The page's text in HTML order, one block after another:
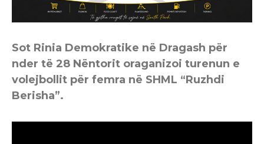
Sot Rinia Demokratike në Dragash për
nder të 28 Nëntorit oraganizoi turenun e
volejbollit për femra në SHML “Ruzhdi
Berisha”.